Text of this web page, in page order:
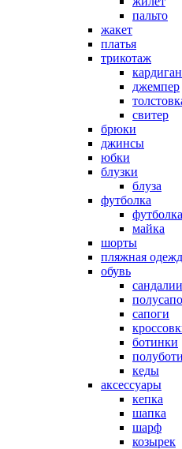
пальто
жакет
платья
трикотаж
кардиган
джемпер
свитер
брюки
джинсы
юбки
блузки
блуза
футболка
футболка
майка
шорты
пляжная
oбувь
сандалии
сапоги
ботинки
кеды
аксессуары
кепка
шапка
шарф
козырек